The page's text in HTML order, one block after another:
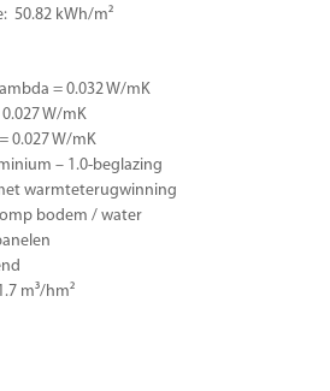
50.82 kWh/m²
= 0.032 W/mK
W/mK
0.027 W/mK
– 1.0-beglazing
warmteterugwinning
bodem / water
m³/hm²